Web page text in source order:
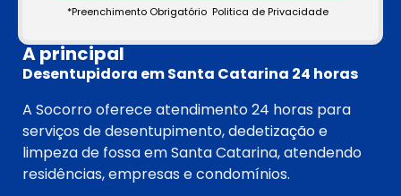
A principal
Desentupidora em Santa Catarina 24 horas
A Socorro oferece atendimento 24 horas para
serviços de desentupimento, dedetização e
limpeza de fossa em Santa Catarina, atendendo
residências, empresas e condomínios.
*Preenchimento Obrigatório Politica de Privacidade